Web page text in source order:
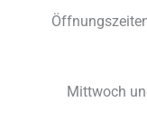
Mittwoch